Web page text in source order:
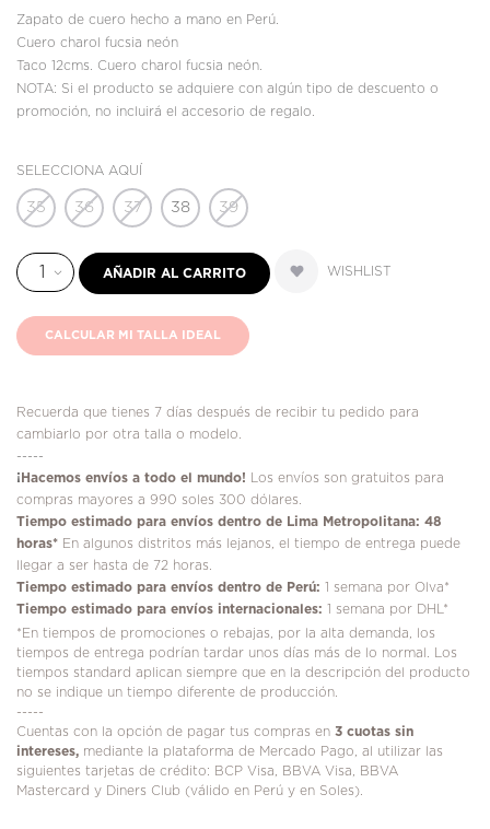
Zapato de cuero hecho a mano en Perú.
Cuero charol fucsia neón
Taco 12cms. Cuero charol fucsia neón.
NOTA: Si el producto se adquiere con algún tipo de descuento o
promoción, no incluirá el accesorio de regalo.
SELECCIONA AQUÍ
35 36 37 38 39
AÑADIR AL CARRITO WISHLIST
CALCULAR MI TALLA IDEAL
Recuerda que tienes 7 días después de recibir tu pedido para
cambiarlo por otra talla o modelo.
-----
¡ Hacemos envíos a todo el mundo! Los envíos son gratuitos para
compras mayores a 990 soles 300 dólares.
Tiempo estimado para envíos dentro de Lima Metropolitana: 48
horas* En algunos distritos más lejanos, el tiempo de entrega puede
llegar a ser hasta de 72 horas.
Tiempo estimado para envíos dentro de Perú: 1 semana por Olva*
Tiempo estimado para envíos internacionales: 1 semana por DHL*
*En tiempos de promociones o rebajas, por la alta demanda, los
tiempos de entrega podrían tardar unos días más de lo normal. Los
tiempos standard aplican siempre que en la descripción del producto
no se indique un tiempo diferente de producción.
-----
Cuentas con la opción de pagar tus compras en 3 cuotas sin
intereses, mediante la plataforma de Mercado Pago, al utilizar las
siguientes tarjetas de crédito: BCP Visa, BBVA Visa, BBVA
Mastercard y Diners Club (válido en Perú y en Soles).